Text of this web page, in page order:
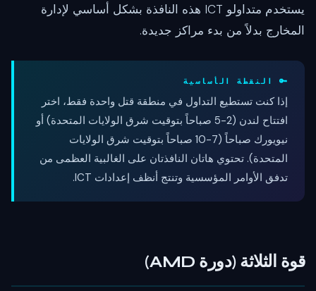
يستخدم متداولو ICT هذه النافذة بشكل أساسي لإدارة
المخارج بدلاً من بدء مراكز جديدة.
🔑 النقطة الأساسية
إذا كنت تستطيع التداول في منطقة قتل واحدة فقط، اختر
افتتاح لندن (2-5 صباحاً بتوقيت شرق الولايات المتحدة) أو
نيويورك صباحاً (7-10 صباحاً بتوقيت شرق الولايات
المتحدة). تحتوي هاتان النافذتان على الغالبية العظمى من
تدفق الأوامر المؤسسية وتنتج أنظف إعدادات ICT.
قوة الثلاثة (دورة AMD)